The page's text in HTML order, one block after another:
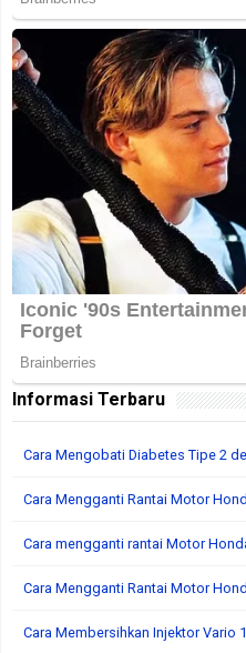
Informasi Terbaru
Cara Mengobati Diabetes Tipe 2
Cara Mengganti Rantai Motor
Cara mengganti rantai Motor
Cara Mengganti Rantai Motor
Cara Membersihkan Injektor Vario